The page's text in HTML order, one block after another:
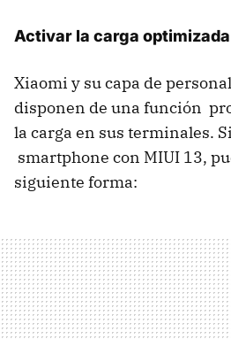
Activar la carga optimizada
Xiaomi y su capa de
disponen de una función
la carga en sus terminales.
smartphone con MIUI 13,
siguiente forma: